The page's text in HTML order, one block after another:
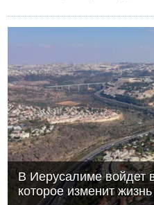
срок задержания на 6
В Иерусалиме войдет
которое изменит